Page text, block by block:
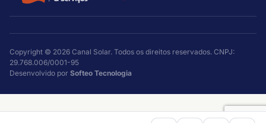
Copyright © 2026 Canal Solar. Todos os direitos reservados. CNPJ:
29.768.006/0001-95
Desenvolvido por Softeo Tecnologia